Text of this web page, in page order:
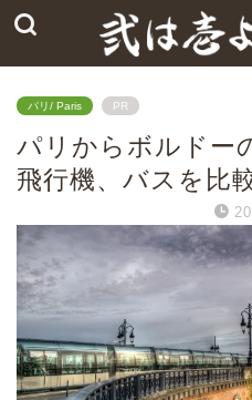
パリ/ Paris PR
パリからボルドー
飛行機、バスを比